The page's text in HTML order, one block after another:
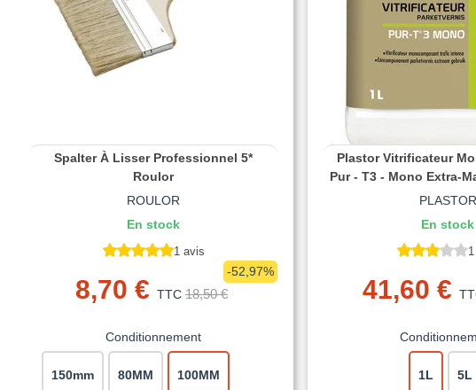
Spalter À Lisser Professionnel 5*
Roulor
ROULOR
En stock
1 avis
8,70 € TTC 18,50 €
-52,97%
Conditionnement
150mm 80MM 100MM
Plastor Vitrificateur
Pur - T3 - Mono Extra-
PLASTOR
En stock
41,60 €
1L 5L